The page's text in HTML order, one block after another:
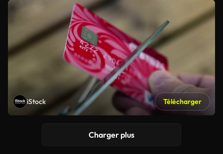
iStock Télécharger
Charger plus